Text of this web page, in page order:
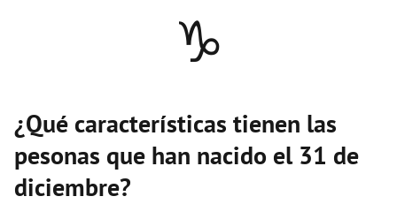
♑
¿Qué características tienen las
pesonas que han nacido el 31 de
diciembre?